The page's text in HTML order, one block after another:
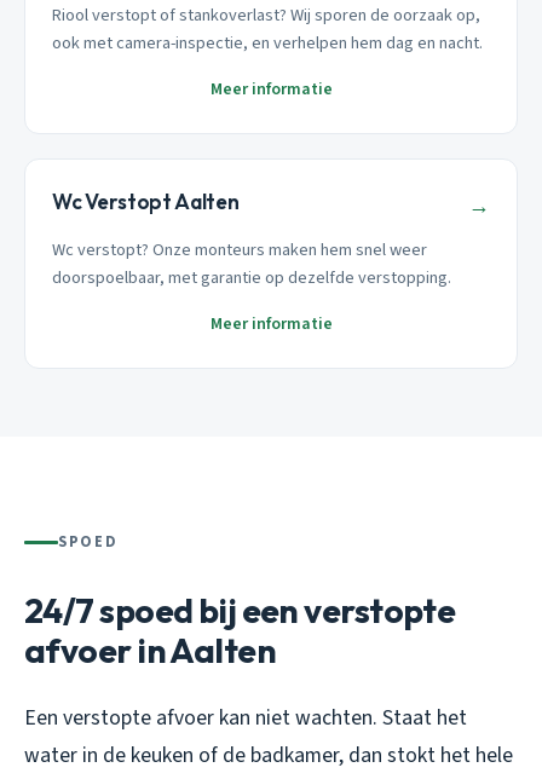
Riool verstopt of stankoverlast? Wij sporen de oorzaak op,
ook met camera-inspectie, en verhelpen hem dag en nacht.
Meer informatie
Wc Verstopt Aalten →
Wc verstopt? Onze monteurs maken hem snel weer
doorspoelbaar, met garantie op dezelfde verstopping.
Meer informatie
SPOED
24/7 spoed bij een verstopte
afvoer in Aalten
Een verstopte afvoer kan niet wachten. Staat het
water in de keuken of de badkamer, dan stokt het hele